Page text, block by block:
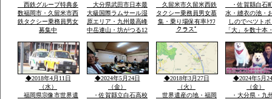
西鉄グループ特典多
数福岡市・久留米市西
鉄タクシー乗務員男女
募集中
大分県武田市日本最
大級国際ラムサール湿
原エリア・九州最高峰
中岳連山・坊がつる12
院温泉山荘・山頂の
峰々は白い雪と樹氷に
なり春・夏とは別の山
と自然が表現され気持
ち良さです
久留米市久留米西鉄
タクシー乗務員男女慕
集・乗り場保有率ﾄﾂﾌ
クラスﾟ
・佐賀縣白石
水・縫衣の池・
しのでぺツト
「大」を数十本
う魔法の水だそ
す・白石平野の
玉ねぎ畑と近く
水堂さん・須古
稲佐神社妻山神
ります
◆2018年4月11日
（水）
福岡県宗像市世界遺
◆2024年5月24日
（金）
・佐賀縣立白石高校
◆2018年3月27日
（火）
世界遺産の地・福岡
◆2024年5月
（金）
・大分県・九